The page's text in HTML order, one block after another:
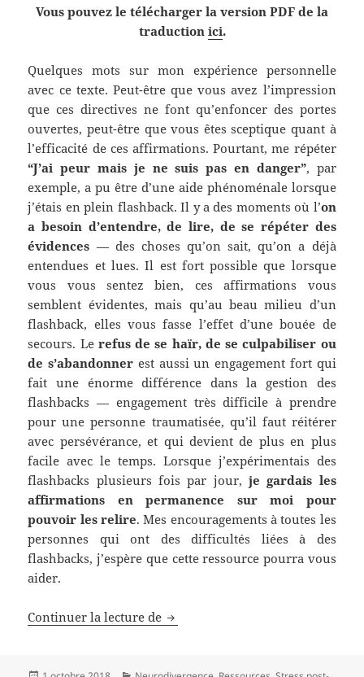
Vous pouvez le télécharger la version PDF de la
traduction ici.
Quelques mots sur mon expérience personnelle
avec ce texte. Peut-être que vous avez l’impression
que ces directives ne font qu’enfoncer des portes
ouvertes, peut-être que vous êtes sceptique quant à
l’efficacité de ces affirmations. Pourtant, me répéter
“J’ai peur mais je ne suis pas en danger”, par
exemple, a pu être d’une aide phénoménale lorsque
j’étais en plein flashback. Il y a des moments où l’on
a besoin d’entendre, de lire, de se répéter des
évidences — des choses qu’on sait, qu’on a déjà
entendues et lues. Il est fort possible que lorsque
vous vous sentez bien, ces affirmations vous
semblent évidentes, mais qu’au beau milieu d’un
flashback, elles vous fasse l’effet d’une bouée de
secours. Le refus de se haïr, de se culpabiliser ou
de s’abandonner est aussi un engagement fort qui
fait une énorme différence dans la gestion des
flashbacks — engagement très difficile à prendre
pour une personne traumatisée, qu’il faut réitérer
avec persévérance, et qui devient de plus en plus
facile avec le temps. Lorsque j’expérimentais des
flashbacks plusieurs fois par jour, je gardais les
affirmations en permanence sur moi pour
pouvoir les relire. Mes encouragements à toutes les
personnes qui ont des difficultés liées à des
flashbacks, j’espère que cette ressource pourra vous
aider.
Continuer la lecture de 13 étapes pour gérer les